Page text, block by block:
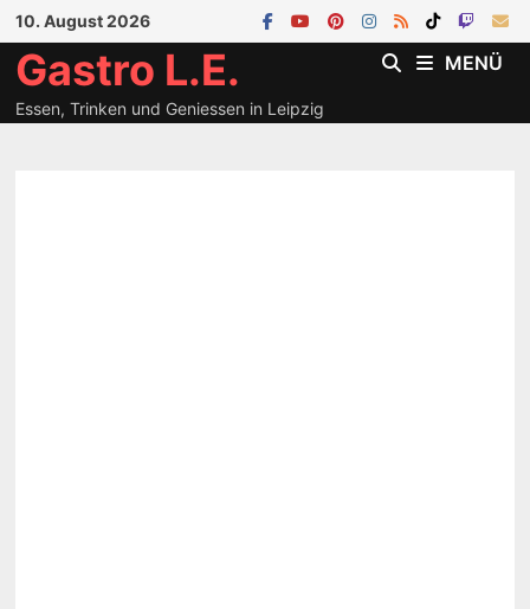
Zum
Inhalt
springen
10. August 2026
Gastro L.E.
Essen, Trinken und Geniessen in Leipzig
MENÜ